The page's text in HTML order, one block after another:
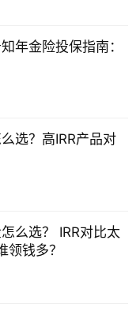
年金险投保指南：
选？高IRR产品对
么选？ IRR对比太
领钱多？